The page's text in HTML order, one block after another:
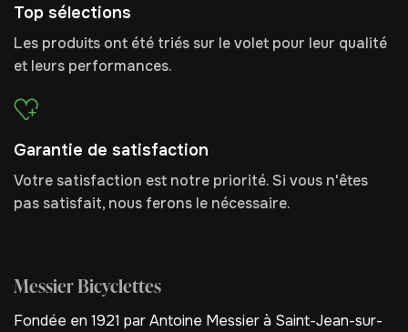
Top sélections
Les produits ont été triés sur le volet pour leur qualité
et leurs performances.
Garantie de satisfaction
Votre satisfaction est notre priorité. Si vous n'êtes
pas satisfait, nous ferons le nécessaire.
Messier Bicyclettes
Fondée en 1921 par Antoine Messier à Saint-Jean-sur-